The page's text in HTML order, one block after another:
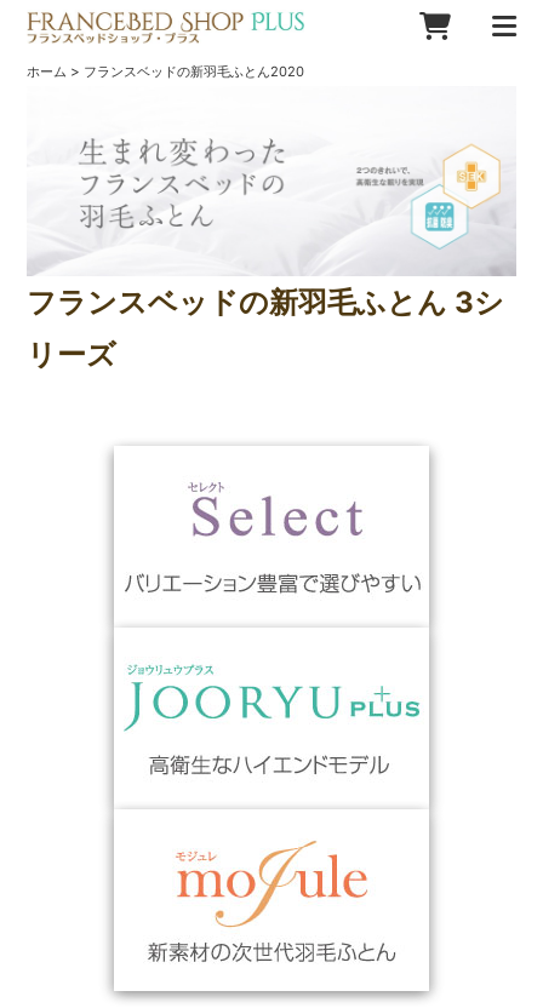
ホーム > フランスベッドの新羽毛ふとん2020
フランスベッドの新羽毛ふとん 3シ
リーズ